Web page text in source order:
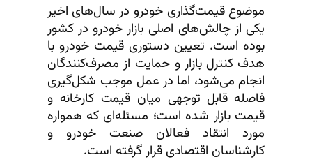
موضوع قیمت‌گذاری خودرو در سال‌های اخیر
یکی از چالش‌های اصلی بازار خودرو در کشور
بوده است. تعیین دستوری قیمت خودرو با
هدف کنترل بازار و حمایت از مصرف‌کنندگان
انجام می‌شود، اما در عمل موجب شکل‌گیری
فاصله قابل توجهی میان قیمت کارخانه و
قیمت بازار شده است؛ مسئله‌ای که همواره
مورد انتقاد فعالان صنعت خودرو و
کارشناسان اقتصادی قرار گرفته است.